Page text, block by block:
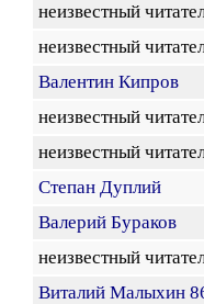
неизвестный
неизвестный
Валентин Кипров
неизвестный
неизвестный
Степан Дуплий
Валерий Бураков
неизвестный
Виталий Малыхин